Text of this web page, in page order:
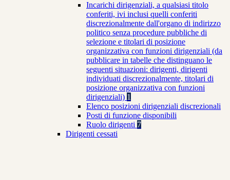
Incarichi dirigenziali, a qualsiasi titolo
conferiti, ivi inclusi quelli conferiti
discrezionalmente dall'organo di indirizzo
politico senza procedure pubbliche di
selezione e titolari di posizione
organizzativa con funzioni dirigenziali (da
pubblicare in tabelle che distinguano le
seguenti situazioni: dirigenti, dirigenti
individuati discrezionalmente, titolari di
posizione organizzativa con funzioni
dirigenziali) 1
Elenco posizioni dirigenziali discrezionali
Posti di funzione disponibili
Ruolo dirigenti 7
Dirigenti cessati